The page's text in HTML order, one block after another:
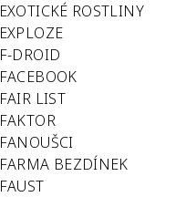
EXOTICKÉ ROSTLINY
EXPLOZE
F-DROID
FACEBOOK
FAIR LIST
FAKTOR
FANOUŠCI
FARMA BEZDÍNEK
FAUST